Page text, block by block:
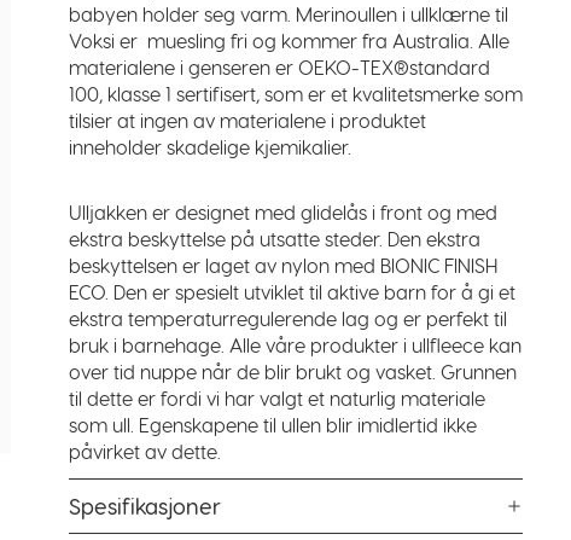
babyen holder seg varm. Merinoullen i ullklærne til
Voksi er muesling fri og kommer fra Australia. Alle
materialene i genseren er OEKO-TEX®standard
100, klasse 1 sertifisert, som er et kvalitetsmerke som
tilsier at ingen av materialene i produktet
inneholder skadelige kjemikalier.
Ulljakken er designet med glidelås i front og med
ekstra beskyttelse på utsatte steder. Den ekstra
beskyttelsen er laget av nylon med BIONIC FINISH
ECO. Den er spesielt utviklet til aktive barn for å gi et
ekstra temperaturregulerende lag og er perfekt til
bruk i barnehage. Alle våre produkter i ullfleece kan
over tid nuppe når de blir brukt og vasket. Grunnen
til dette er fordi vi har valgt et naturlig materiale
som ull. Egenskapene til ullen blir imidlertid ikke
påvirket av dette.
Spesifikasjoner